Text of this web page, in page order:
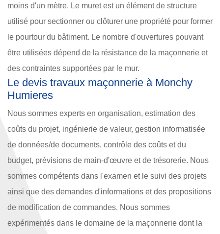
moins d'un mètre. Le muret est un élément de structure
utilisé pour sectionner ou clôturer une propriété pour former
le pourtour du bâtiment. Le nombre d'ouvertures pouvant
être utilisées dépend de la résistance de la maçonnerie et
des contraintes supportées par le mur.
Le devis travaux maçonnerie à Monchy
Humieres
Nous sommes experts en organisation, estimation des
coûts du projet, ingénierie de valeur, gestion informatisée
de données/de documents, contrôle des coûts et du
budget, prévisions de main-d'œuvre et de trésorerie. Nous
sommes compétents dans l'examen et le suivi des projets
ainsi que des demandes d'informations et des propositions
de modification de commandes. Nous sommes
expérimentés dans le domaine de la maçonnerie dont la